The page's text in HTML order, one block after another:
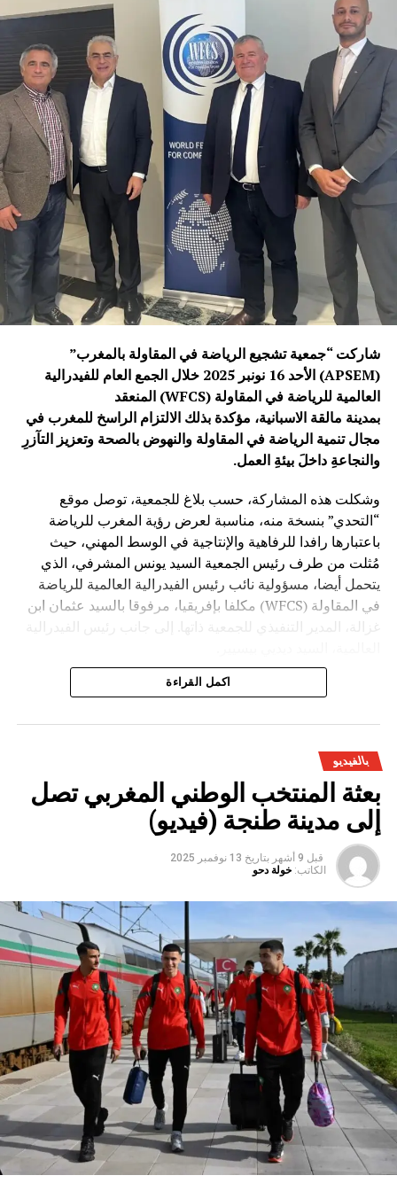
شاركت “جمعية تشجيع الرياضة في المقاولة بالمغرب”
(APSEM) الأحد 16 نونبر 2025 خلال الجمع العام للفيدرالية
العالمية للرياضة في المقاولة (WFCS) المنعقد
بمدينة مالقة الاسبانية، مؤكدة بذلك الالتزام الراسخ للمغرب في
مجال تنمية الرياضة في المقاولة والنهوض بالصحة وتعزيز التآزرِ
والنجاعةِ داخلَ بيئةِ العمل.
وشكلت هذه المشاركة، حسب بلاغ للجمعية، توصل موقع
“التحدي” بنسخة منه، مناسبة لعرض رؤية المغرب للرياضة
باعتبارها رافدا للرفاهية والإنتاجية في الوسط المهني، حيث
مُثلت من طرف رئيس الجمعية السيد يونس المشرفي، الذي
يتحمل أيضا، مسؤولية نائب رئيس الفيدرالية العالمية للرياضة
في المقاولة (WFCS) مكلفا بإفريقيا، مرفوقا بالسيد عثمان ابن
غزالة، المدير التنفيذي للجمعية ذاتها. إلى جانب رئيس الفيدرالية
وقد عرف الجمع العام، حسب ذات المصدر، تنظيم حفل تكريم
للسيد فيليزار ديريك، رئيس الفيدرالية الصربية، الذي وافته المنية
مؤخرا، إشادة بانخراطه القوي إزاء الرياضة في المقاولة عبر
العالم؛ليتداول الجمع العام بعد ذلك، سير التحضيرات للألعاب
العالمية لرياضة المقاولة لسنة 2026، المقرر تنظيمها في
مدينة فريدريكسهاون بالدانمارك؛ كما وقع الـاختيار على
مدينة مالقة لاحتضان الألعاب العالمية لرياضة المقاولة لسنة
2030؛إلى جانب تقديم عرض حول الإعداد لتنظيم ألعاب
الرياضات الشتوية للمقاولات الأوروبية لعام 2026 في
مدينة جاقة (Jaca)؛ وتعيين السيد مارك مارلو، رئيس جمعية
الرياضة للموظفين في مالطا (MESA)، عضوا في لجنة المراقبة
لدى الفيدرالية العالمية للرياضة في المقاولة (WFCS)
؛مع إعداد
اكمل القراءة
بالفيديو
بعثة المنتخب الوطني المغربي تصل
إلى مدينة طنجة (فيديو)
قبل 9 أشهر بتاريخ 13 نوفمبر 2025
الكاتب: خولة دحو